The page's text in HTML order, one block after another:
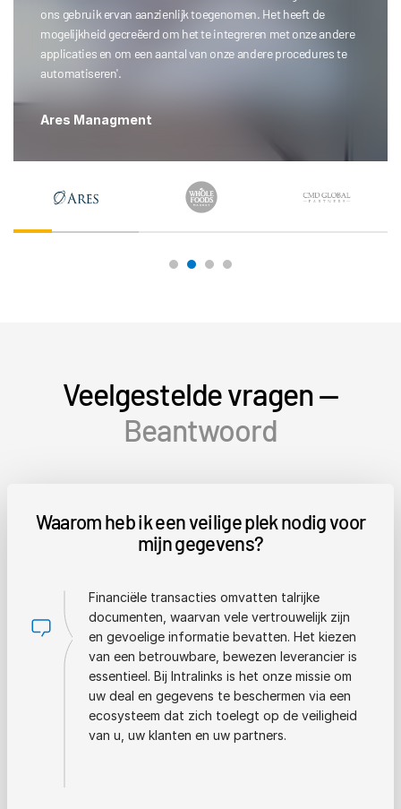
ons gebruik ervan aanzienlijk toegenomen. Het heeft de
mogelijkheid gecreëerd om het te integreren met onze andere
applicaties en om een aantal van onze andere procedures te
automatiseren'.
Ares Managment
Veelgestelde vragen —
Beantwoord
Waarom heb ik een veilige plek nodig voor
mijn gegevens?
Financiële transacties omvatten talrijke
documenten, waarvan vele vertrouwelijk zijn
en gevoelige informatie bevatten. Het kiezen
van een betrouwbare, bewezen leverancier is
essentieel. Bij Intralinks is het onze missie om
uw deal en gegevens te beschermen via een
ecosysteem dat zich toelegt op de veiligheid
van u, uw klanten en uw partners.